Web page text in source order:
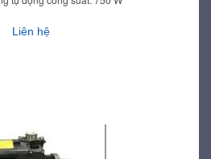
Liên hệ